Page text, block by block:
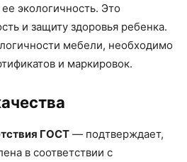
экологичность. Это
и защиту здоровья ребенка.
мебели, необходимо
и маркировок.
ГОСТ — подтверждает,
в соответствии с